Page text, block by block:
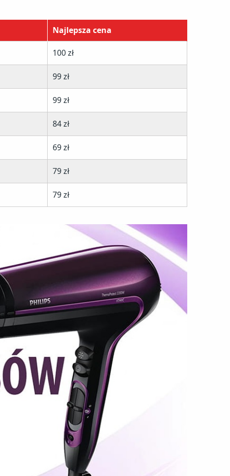
Najlepsza cena
100 zł
99 zł
99 zł
84 zł
69 zł
79 zł
79 zł